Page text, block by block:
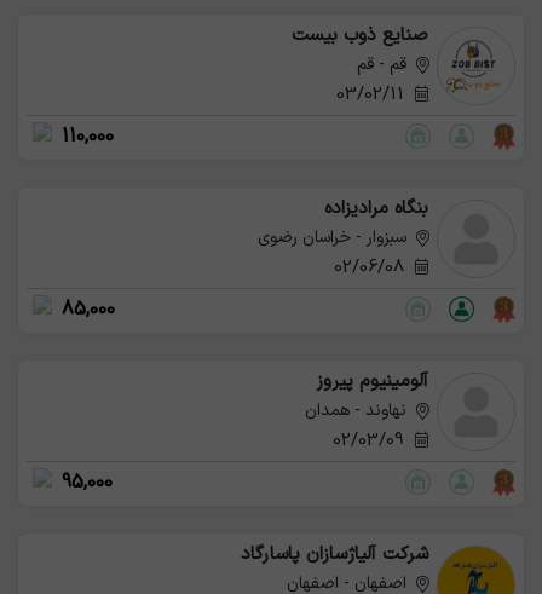
صنایع ذوب بیست
قم - قم
110,000
بنگاه مرادیزاده
سبزوار - خراسان رضوی
02/06/08
85,000
آلومینیوم پیروز
نهاوند - همدان
95,000
شرکت آلیاژسازان پاسارگاد
اصفهان - اصفهان